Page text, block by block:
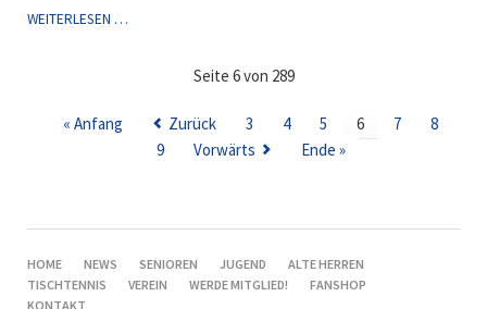
WEITERLESEN …KREISPOKALSIEGER
Seite 6 von 289
« Anfang Zurück 3 4 5 6 7
8
9
Vorwärts Ende »
NAVIGATION
ÜBERSPRINGEN
HOME NEWS SENIOREN JUGEND
ALTE HERREN
TISCHTENNIS
VEREIN WERDE MITGLIED!
FANSHOP
KONTAKT